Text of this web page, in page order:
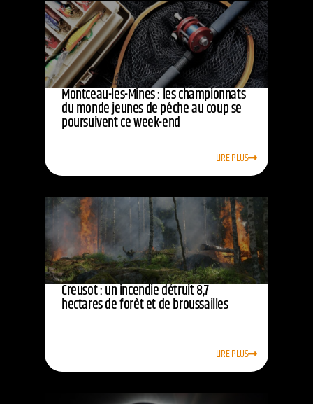
Montceau-les-Mines : les championnats
du monde jeunes de pêche au coup se
poursuivent ce week-end
LIRE PLUS
Creusot : un incendie détruit 8,7
hectares de forêt et de broussailles
LIRE PLUS